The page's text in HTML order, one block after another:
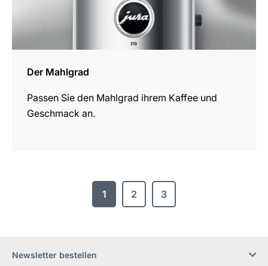
Der Mahlgrad
Passen Sie den Mahlgrad ihrem Kaffee und
Geschmack an.
1 2 3
Newsletter bestellen